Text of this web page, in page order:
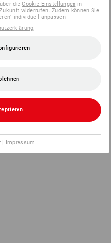
dieCookie-Einstellungen in
widerrufen. Zudem können Sie
individuell anpassen
| Impressum